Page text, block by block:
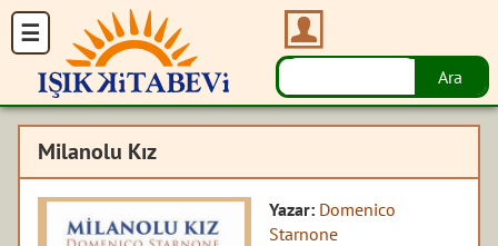
Milanolu Kız
Yazar: Domenico
Starnone